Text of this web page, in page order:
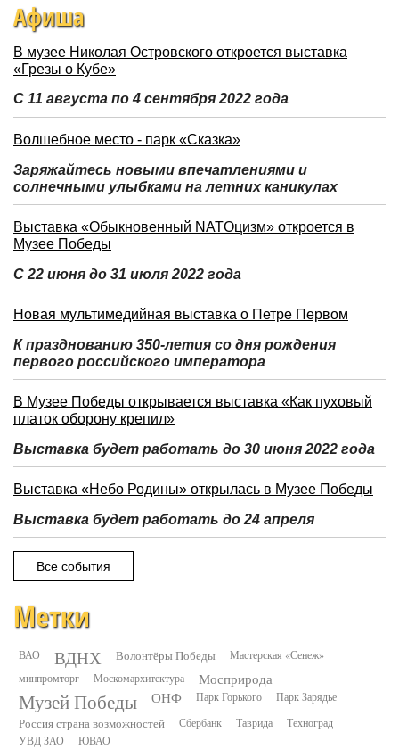
Афиша
В музее Николая Островского откроется выставка
«Грезы о Кубе»
С 11 августа по 4 сентября 2022 года
Волшебное место - парк «Сказка»
Заряжайтесь новыми впечатлениями и
солнечными улыбками на летних каникулах
Выставка «Обыкновенный NATOцизм» откроется в
Музее Победы
С 22 июня до 31 июля 2022 года
Новая мультимедийная выставка о Петре Первом
К празднованию 350-летия со дня рождения
первого российского императора
В Музее Победы открывается выставка «Как пуховый
платок оборону крепил»
Выставка будет работать до 30 июня 2022 года
Выставка «Небо Родины» открылась в Музее Победы
Выставка будет работать до 24 апреля
Все события
Метки
ВАО ВДНХ Волонтёры Победы
Мастерская «Сенеж»
минпромторг
Москомархитектура Мосприрода
Музей Победы ОНФ Парк Горького Парк Зарядье
Россия страна возможностей Сбербанк Таврида
Техноград
УВД ЗАО
ЮВАО